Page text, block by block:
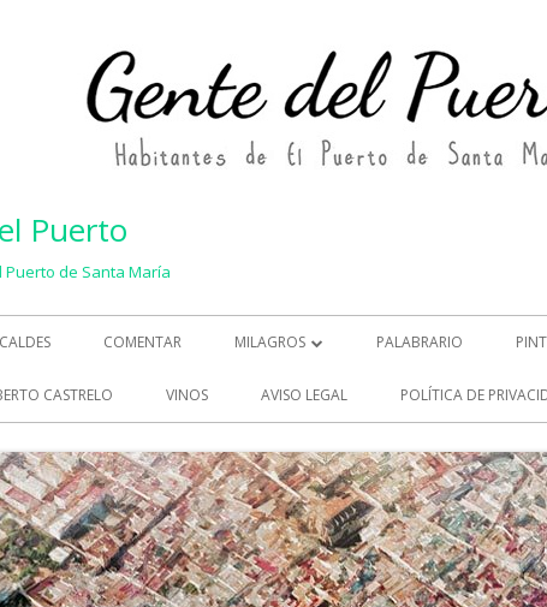
Puerto
Puerto de Santa María
COMENTAR MILAGROS
MILAGROS (2)
PALABRARIO
CASTRELO VINOS AVISO LEGAL POLÍTICA DE